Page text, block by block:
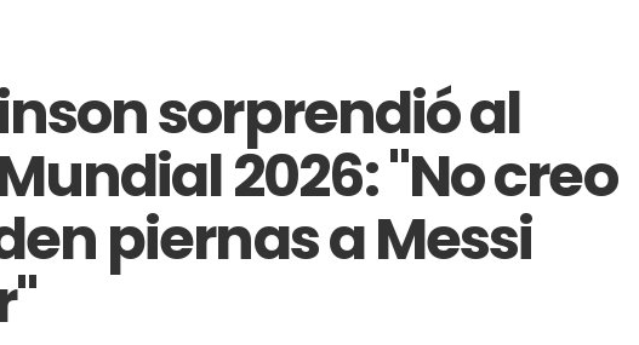
sorprendió al
2026: "No creo
piernas a Messi